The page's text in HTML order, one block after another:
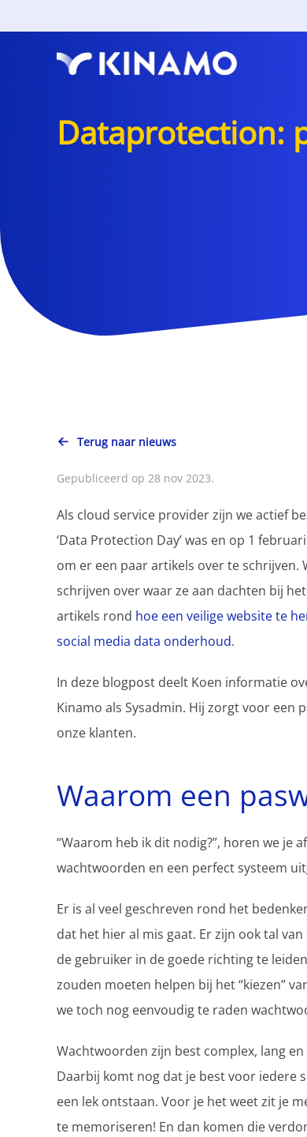
Dataprotection:
Terug naar nieuws
Gepubliceerd op 28 nov 2023.
Als cloud service provider zijn we actief
‘Data Protection Day’ was en op 1
om er een paar artikels over te schrijven.
schrijven over waar ze aan dachten bij
artikels rond hoe een veilige website te
social media data onderhoud.
In deze blogpost deelt Koen informatie
Kinamo als Sysadmin. Hij zorgt voor
onze klanten.
Waarom een
“Waarom heb ik dit nodig?”, horen we je
wachtwoorden en een perfect systeem
Er is al veel geschreven rond het
dat het hier al mis gaat. Er zijn ook tal
de gebruiker in de goede richting te
zouden moeten helpen bij het “kiezen”
we toch nog eenvoudig te raden
Wachtwoorden zijn best complex, lang
Daarbij komt nog dat je best voor iedere
een lek ontstaan. Voor je het weet zit je
te memoriseren! En dan komen die